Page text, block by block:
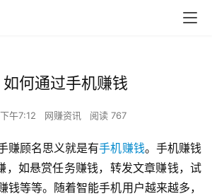
何通过手机赚钱
午7:12 网赚资讯 阅读 767
赚顾名思义就是有手机赚钱。手机赚钱
，如悬赏任务赚钱，转发文章赚钱，试
钱等等。随着智能手机用户越来越多，